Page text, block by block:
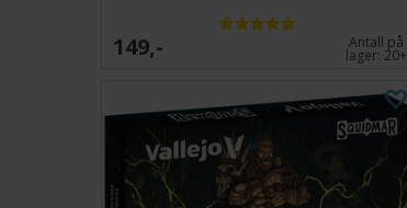
149,- Antall på
lager:20+